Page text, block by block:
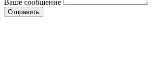
Ваше сообщение